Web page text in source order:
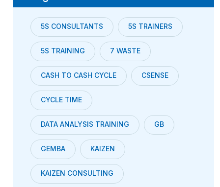
5S CONSULTANTS 5S TRAINERS
5S TRAINING 7 WASTE
CASH TO CASH CYCLE CSENSE
CYCLE TIME
DATA ANALYSIS TRAINING GB
GEMBA KAIZEN
KAIZEN CONSULTING